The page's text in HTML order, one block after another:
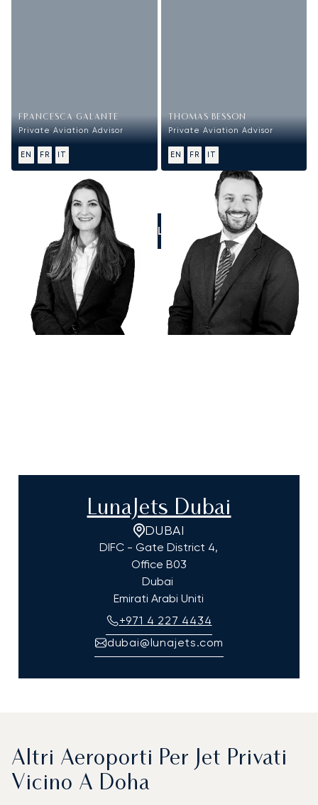
FRANCESCA GALANTE
Private Aviation Advisor
EN FR IT
THOMAS BESSON
Private Aviation Advisor
EN FR IT
CALL US
LunaJets Dubai
DUBAI
DIFC - Gate District 4,
Office B03
Dubai
Emirati Arabi Uniti
+971 4 227 4434
dubai@lunajets.com
Altri Aeroporti Per Jet Privati
Vicino A Doha